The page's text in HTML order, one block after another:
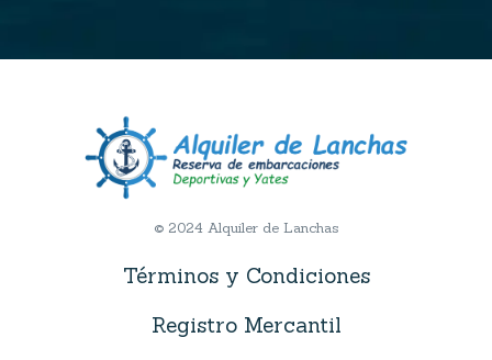
© 2024 Alquiler de Lanchas
Términos y Condiciones
Registro Mercantil